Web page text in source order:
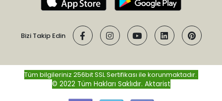
Bizi Takip Edin
Tüm bilgileriniz 256bit SSL Sertifikası ile korunmaktadır.
© 2022 Tüm Hakları Saklıdır. Aktarist